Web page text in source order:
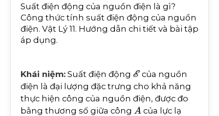
Suất điện động của nguồn điện là gì?
Công thức tính suất điện động của nguồn
điện. Vật Lý 11. Hướng dẫn chi tiết và bài tập
áp dụng.
Khái niệm: Suất điện động Ecủa nguồn
điện là đại lượng đặc trưng cho khả năng
thực hiện công của nguồn điện, được đo
bằng thương số giữa công A của lực lạ